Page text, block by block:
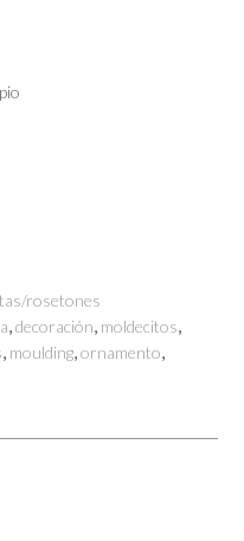
rosetones
,decoración, moldecitos,
, moulding,ornamento,